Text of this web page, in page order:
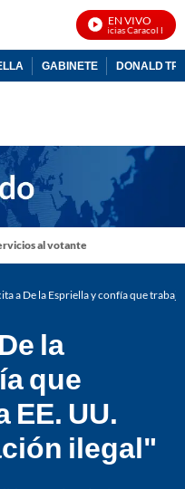
EN VIVO
Noticias Caracol En
GABINETE DONALD
al votante
a De la Espriella y confía que
la
que
EE. UU.
ilegal"